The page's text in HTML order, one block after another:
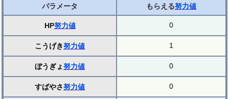
パラメータ もらえる努力値
HP努力値 0
こうげき努力値 1
ぼうぎょ努力値 0
すばやさ努力値 0